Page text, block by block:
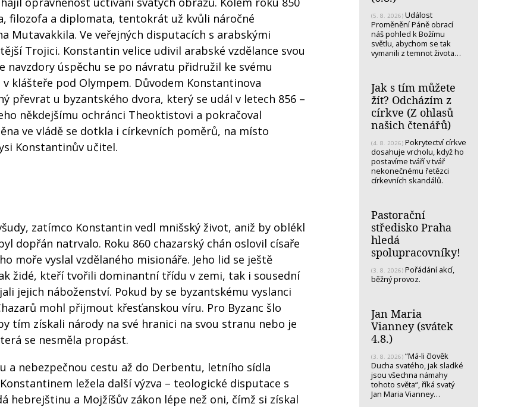
filozofa a diplomata, tentokrát už kvůli náročné
Mutavakkila. Ve veřejných disputacích s arabskými
Trojici. Konstantin velice udivil arabské vzdělance svou
úspěchu se po návratu přidružil ke svému
klášteře pod Olympem. Důvodem Konstantinova
převrat u byzantského dvora, který se udál v letech 856 –
někdejšímu ochránci Theoktistovi a pokračoval
ve vládě se dotkla i církevních poměrů, na místo
Konstantinův učitel.
zatímco Konstantin vedl mnišský život, aniž by oblékl
dopřán natrvalo. Roku 860 chazarský chán oslovil císaře
moře vyslal vzdělaného misionáře. Jeho lid se ještě
židé, kteří tvořili dominantní třídu v zemi, tak i sousední
jejich náboženství. Pokud by se byzantskému vyslanci
mohl přijmout křesťanskou víru. Pro Byzanc šlo
tím získali národy na své hranici na svou stranu nebo je
se nesměla propást.
a nebezpečnou cestu až do Derbentu, letního sídla
ležela další výzva – teologické disputace s
hebrejštinu a Mojžíšův zákon lépe než oni, čímž si získal
(5. 8. 2026) Událost
Proměnění Páně obrací
náš pohled k Božímu
světlu, abychom se tak
vymanili z temnot života…
Jak s tím můžete
žít? Odcházím z
církve (Z ohlasů
našich čtenářů)
(4. 8. 2026) Pokrytectví církve
dosahuje vrcholu, když ho
postavíme tváří v tvář
nekonečnému řetězci
církevních skandálů.
Pastorační
středisko Praha
hledá
spolupracovníky!
(3. 8. 2026) Pořádání akcí,
běžný provoz.
Jan Maria
Vianney (svátek
4.8.)
(3. 8. 2026) “Má-li člověk
Ducha svatého, jak sladké
jsou všechna námahy
tohoto světa“, říká svatý
Jan Maria Vianney…